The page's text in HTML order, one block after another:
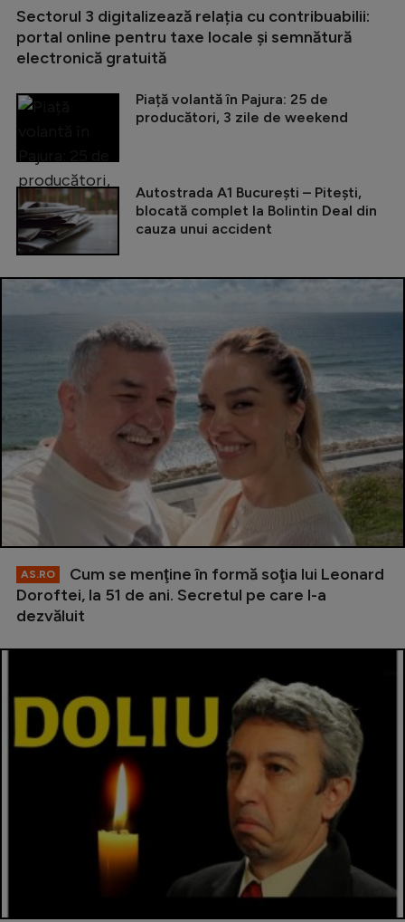
Sectorul 3 digitalizează relația cu contribuabilii:
portal online pentru taxe locale și semnătură
electronică gratuită
Piață volantă în Pajura: 25 de
producători, 3 zile de weekend
Autostrada A1 București – Pitești,
blocată complet la Bolintin Deal din
cauza unui accident
AS.RO
Cum se menţine în formă soţia lui Leonard
Doroftei, la 51 de ani. Secretul pe care l-a
dezvăluit